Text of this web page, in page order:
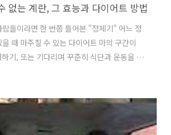
없는 계란, 그 효능과 다이어트 방법
들이라면 한 번쯤 들어본 "정체기" 어느 정
때 마주칠 수 있는 다이어트 마의 구간이
기, 또는 기다리며 꾸준히 식단과 운동을 병
. 그중 오늘은 식단으로 정체기 뚫는 방법
. 총 2주 코스로 진행되며 잘 지켰을 시
다. 2주 진행 후 회복기간이 3주정도 가지는
위하게 걸림으로 60대 이후는 3개월 이상 회